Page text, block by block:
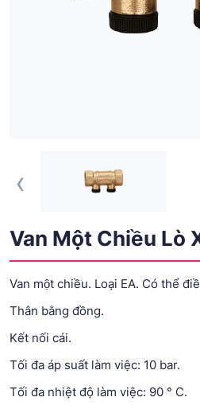
‹
Van Một Chiều Lò
Van một chiều. Loại EA. Có thể
Thân bằng đồng.
Kết nối cái.
Tối đa áp suất làm việc: 10 bar.
Tối đa nhiệt độ làm việc: 90 ° C.